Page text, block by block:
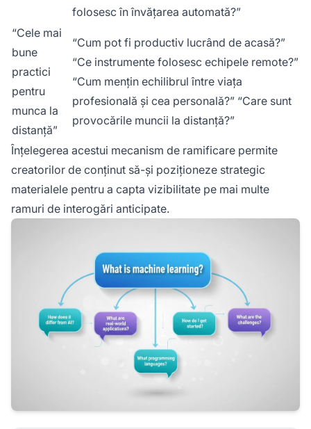
folosesc în învățarea automată?”
“Cele mai
bune
practici
pentru
munca la
distanță”
“Cum pot fi productiv lucrând de acasă?”
“Ce instrumente folosesc echipele remote?”
“Cum mențin echilibrul între viața
profesională și cea personală?” “Care sunt
provocările muncii la distanță?”
Înțelegerea acestui mecanism de ramificare permite
creatorilor de conținut să-și poziționeze strategic
materialele pentru a capta vizibilitate pe mai multe
ramuri de interogări anticipate.